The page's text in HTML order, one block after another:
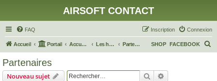
AIRSOFT CONTACT
FAQ Connexion
Inscription
Accueil Portail Accueil du forum Les habitants de ce monde Partenaires FACEBOOK
SHOP
Partenaires
Nouveau sujet Rechercher